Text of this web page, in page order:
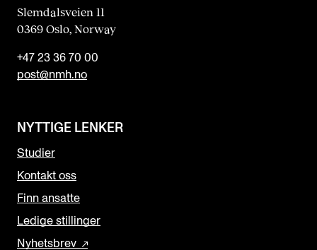
Slemdalsveien 11
0369 Oslo, Norway
+47 23 36 70 00
post@nmh.no
NYTTIGE LENKER
Studier
Kontakt oss
Finn ansatte
Ledige stillinger
Nyhetsbrev